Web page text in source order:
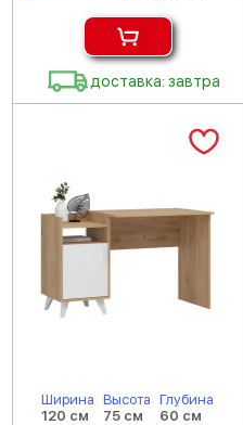
доставка: завтра
Ширина
120 см
Высота
75 см
Глубина
60 см